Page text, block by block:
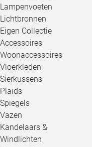
Lampenvoeten
Lichtbronnen
Eigen Collectie
Accessoires
Woonaccessoires
Vloerkleden
Sierkussens
Plaids
Spiegels
Vazen
Kandelaars &
Windlichten